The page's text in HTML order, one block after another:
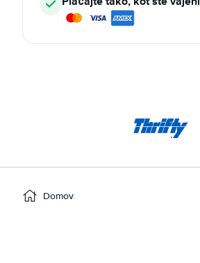
Domov